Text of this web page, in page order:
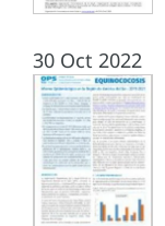
30 Oct 2022